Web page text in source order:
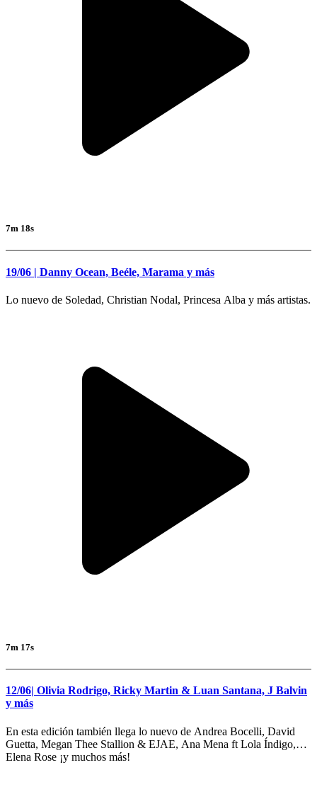
7m 18s
19/06 | Danny Ocean, Beéle, Marama y más
Lo nuevo de Soledad, Christian Nodal, Princesa Alba y más artistas.
7m 17s
12/06| Olivia Rodrigo, Ricky Martin & Luan Santana, J Balvin
y más
En esta edición también llega lo nuevo de Andrea Bocelli, David
Guetta, Megan Thee Stallion & EJAE, Ana Mena ft Lola Índigo,
Elena Rose ¡y muchos más!